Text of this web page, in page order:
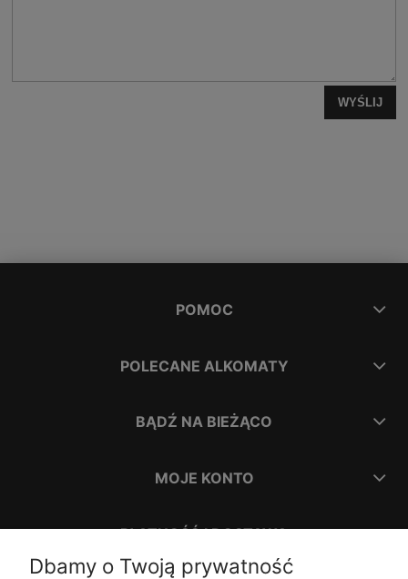
WYŚLIJ
POMOC
POLECANE ALKOMATY
BĄDŹ NA BIEŻĄCO
MOJE KONTO
PŁATNOŚĆ I DOSTAWA
Dbamy o Twoją prywatność